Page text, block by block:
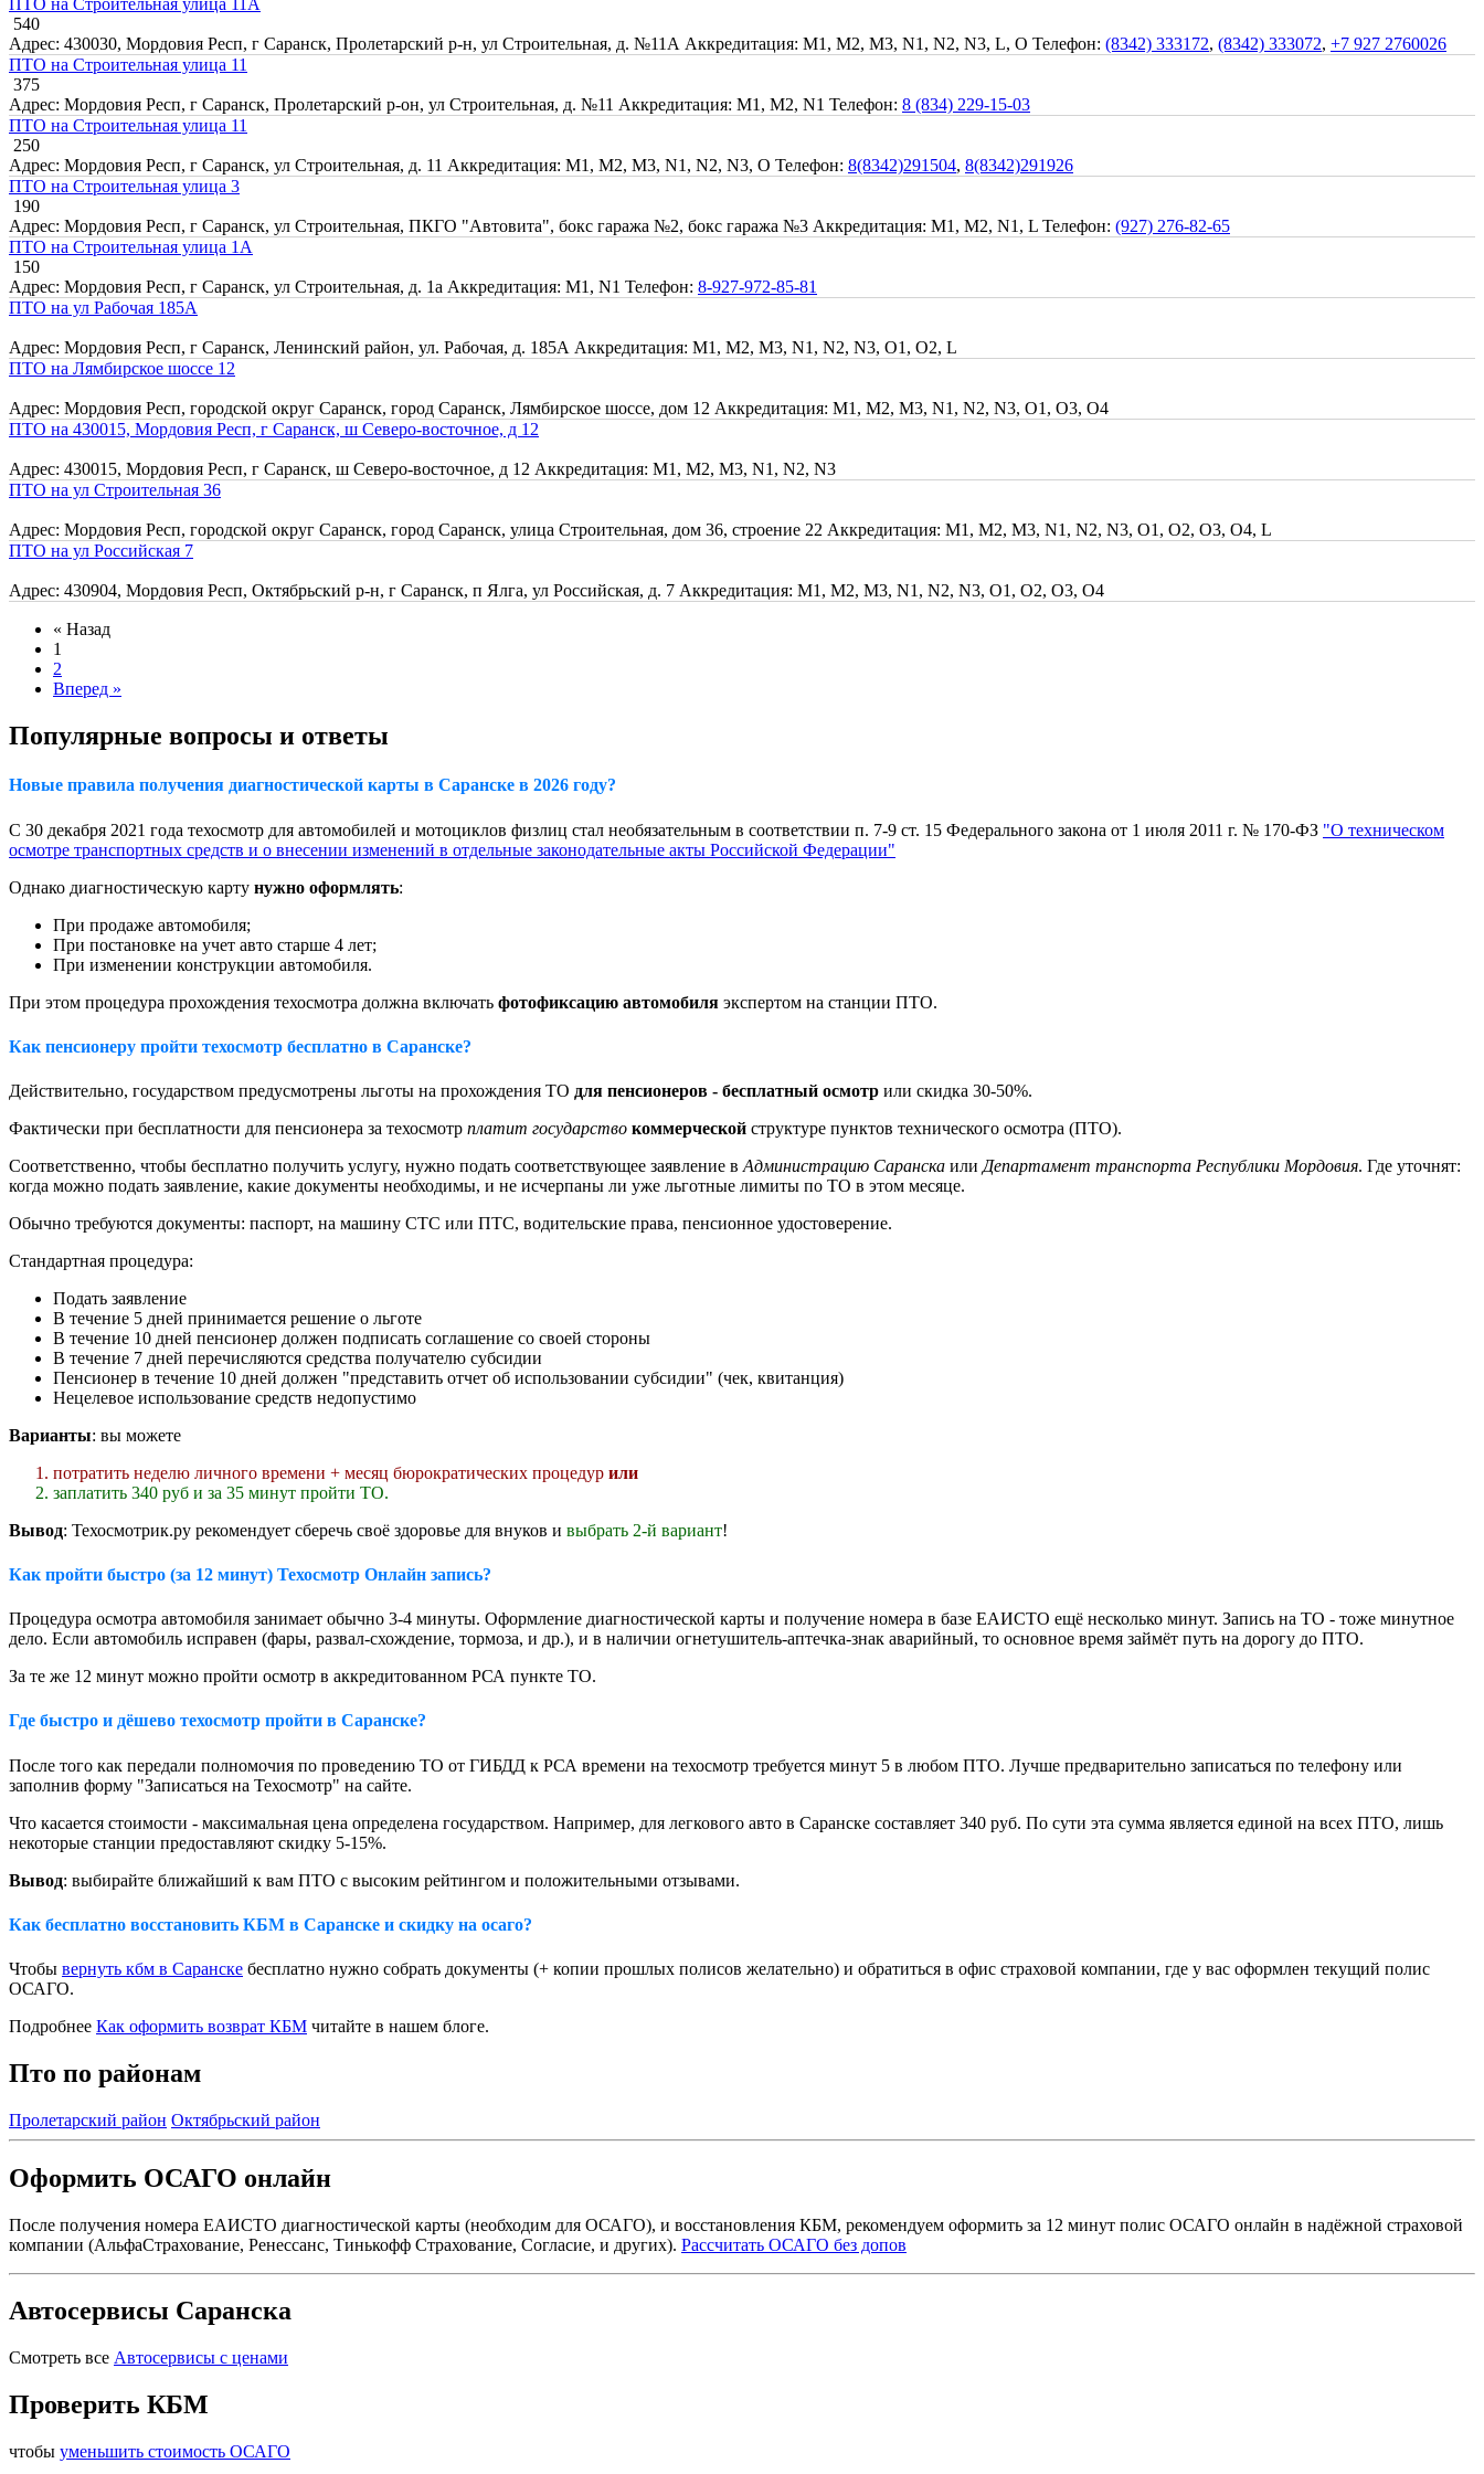
ПТО на Строительная улица 11А
540
Адрес: 430030, Мордовия Респ, г Саранск, Пролетарский р-н, ул Строительная, д. №11А Аккредитация: M1, M2, M3, N1, N2, N3, L, O Телефон: (8342) 333172, (8342) 333072, +7 927 2760026
ПТО на Строительная улица 11
375
Адрес: Мордовия Респ, г Саранск, Пролетарский р-он, ул Строительная, д. №11 Аккредитация: M1, M2, N1 Телефон: 8 (834) 229-15-03
ПТО на Строительная улица 11
250
Адрес: Мордовия Респ, г Саранск, ул Строительная, д. 11 Аккредитация: M1, M2, M3, N1, N2, N3, O Телефон: 8(8342)291504, 8(8342)291926
ПТО на Строительная улица 3
190
Адрес: Мордовия Респ, г Саранск, ул Строительная, ПКГО "Автовита", бокс гаража №2, бокс гаража №3 Аккредитация: M1, M2, N1, L Телефон: (927) 276-82-65
ПТО на Строительная улица 1А
150
Адрес: Мордовия Респ, г Саранск, ул Строительная, д. 1а Аккредитация: M1, N1 Телефон: 8-927-972-85-81
ПТО на ул Рабочая 185А
Адрес: Мордовия Респ, г Саранск, Ленинский район, ул. Рабочая, д. 185А Аккредитация: M1, M2, M3, N1, N2, N3, O1, O2, L
ПТО на Лямбирское шоссе 12
Адрес: Мордовия Респ, городской округ Саранск, город Саранск, Лямбирское шоссе, дом 12 Аккредитация: M1, M2, M3, N1, N2, N3, O1, O3, O4
ПТО на 430015, Мордовия Респ, г Саранск, ш Северо-восточное, д 12
Адрес: 430015, Мордовия Респ, г Саранск, ш Северо-восточное, д 12 Аккредитация: M1, M2, M3, N1, N2, N3
ПТО на ул Строительная 36
Адрес: Мордовия Респ, городской округ Саранск, город Саранск, улица Строительная, дом 36, строение 22 Аккредитация: M1, M2, M3, N1, N2, N3, O1, O2, O3, O4, L
ПТО на ул Российская 7
Адрес: 430904, Мордовия Респ, Октябрьский р-н, г Саранск, п Ялга, ул Российская, д. 7 Аккредитация: M1, M2, M3, N1, N2, N3, O1, O2, O3, O4
« Назад
1
2
Вперед »
Популярные вопросы и ответы
Новые правила получения диагностической карты в Саранске в 2026 году?
С 30 декабря 2021 года техосмотр для автомобилей и мотоциклов физлиц стал необязательным в соответствии п. 7-9 ст. 15 Федерального закона от 1 июля 2011 г. № 170-ФЗ "О техническом
осмотре транспортных средств и о внесении изменений в отдельные законодательные акты Российской Федерации"
Однако диагностическую карту нужно оформлять:
При продаже автомобиля;
При постановке на учет авто старше 4 лет;
При изменении конструкции автомобиля.
При этом процедура прохождения техосмотра должна включать фотофиксацию автомобиля экспертом на станции ПТО.
Как пенсионеру пройти техосмотр бесплатно в Саранске?
Действительно, государством предусмотрены льготы на прохождения ТО для пенсионеров - бесплатный осмотр или скидка 30-50%.
Фактически при бесплатности для пенсионера за техосмотр платит государство коммерческой структуре пунктов технического осмотра (ПТО).
Соответственно, чтобы бесплатно получить услугу, нужно подать соответствующее заявление в Администрацию Саранска или Департамент транспорта Республики Мордовия. Где уточнят:
когда можно подать заявление, какие документы необходимы, и не исчерпаны ли уже льготные лимиты по ТО в этом месяце.
Обычно требуются документы: паспорт, на машину СТС или ПТС, водительские права, пенсионное удостоверение.
Стандартная процедура:
Подать заявление
В течение 5 дней принимается решение о льготе
В течение 10 дней пенсионер должен подписать соглашение со своей стороны
В течение 7 дней перечисляются средства получателю субсидии
Пенсионер в течение 10 дней должен "представить отчет об использовании субсидии" (чек, квитанция)
Нецелевое использование средств недопустимо
Варианты: вы можете
потратить неделю личного времени + месяц бюрократических процедур или
заплатить 340 руб и за 35 минут пройти ТО.
Вывод: Техосмотрик.ру рекомендует сберечь своё здоровье для внуков и выбрать 2-й вариант!
Как пройти быстро (за 12 минут) Техосмотр Онлайн запись?
Процедура осмотра автомобиля занимает обычно 3-4 минуты. Оформление диагностической карты и получение номера в базе ЕАИСТО ещё несколько минут. Запись на ТО - тоже минутное
дело. Если автомобиль исправен (фары, развал-схождение, тормоза, и др.), и в наличии огнетушитель-аптечка-знак аварийный, то основное время займёт путь на дорогу до ПТО.
За те же 12 минут можно пройти осмотр в аккредитованном РСА пункте ТО.
Где быстро и дёшево техосмотр пройти в Саранске?
После того как передали полномочия по проведению ТО от ГИБДД к РСА времени на техосмотр требуется минут 5 в любом ПТО. Лучше предварительно записаться по телефону или
заполнив форму "Записаться на Техосмотр" на сайте.
Что касается стоимости - максимальная цена определена государством. Например, для легкового авто в Саранске составляет 340 руб. По сути эта сумма является единой на всех ПТО, лишь
некоторые станции предоставляют скидку 5-15%.
Вывод: выбирайте ближайший к вам ПТО с высоким рейтингом и положительными отзывами.
Как бесплатно восстановить КБМ в Саранске и скидку на осаго?
Чтобы вернуть кбм в Саранске бесплатно нужно собрать документы (+ копии прошлых полисов желательно) и обратиться в офис страховой компании, где у вас оформлен текущий полис
ОСАГО.
Подробнее Как оформить возврат КБМ читайте в нашем блоге.
Пто по районам
Пролетарский район Октябрьский район
Оформить ОСАГО онлайн
После получения номера ЕАИСТО диагностической карты (необходим для ОСАГО), и восстановления КБМ, рекомендуем оформить за 12 минут полис ОСАГО онлайн в надёжной страховой
компании (АльфаСтрахование, Ренессанс, Тинькофф Страхование, Согласие, и других). Рассчитать ОСАГО без допов
Автосервисы Саранска
Смотреть все Автосервисы с ценами
Проверить КБМ
чтобы уменьшить стоимость ОСАГО